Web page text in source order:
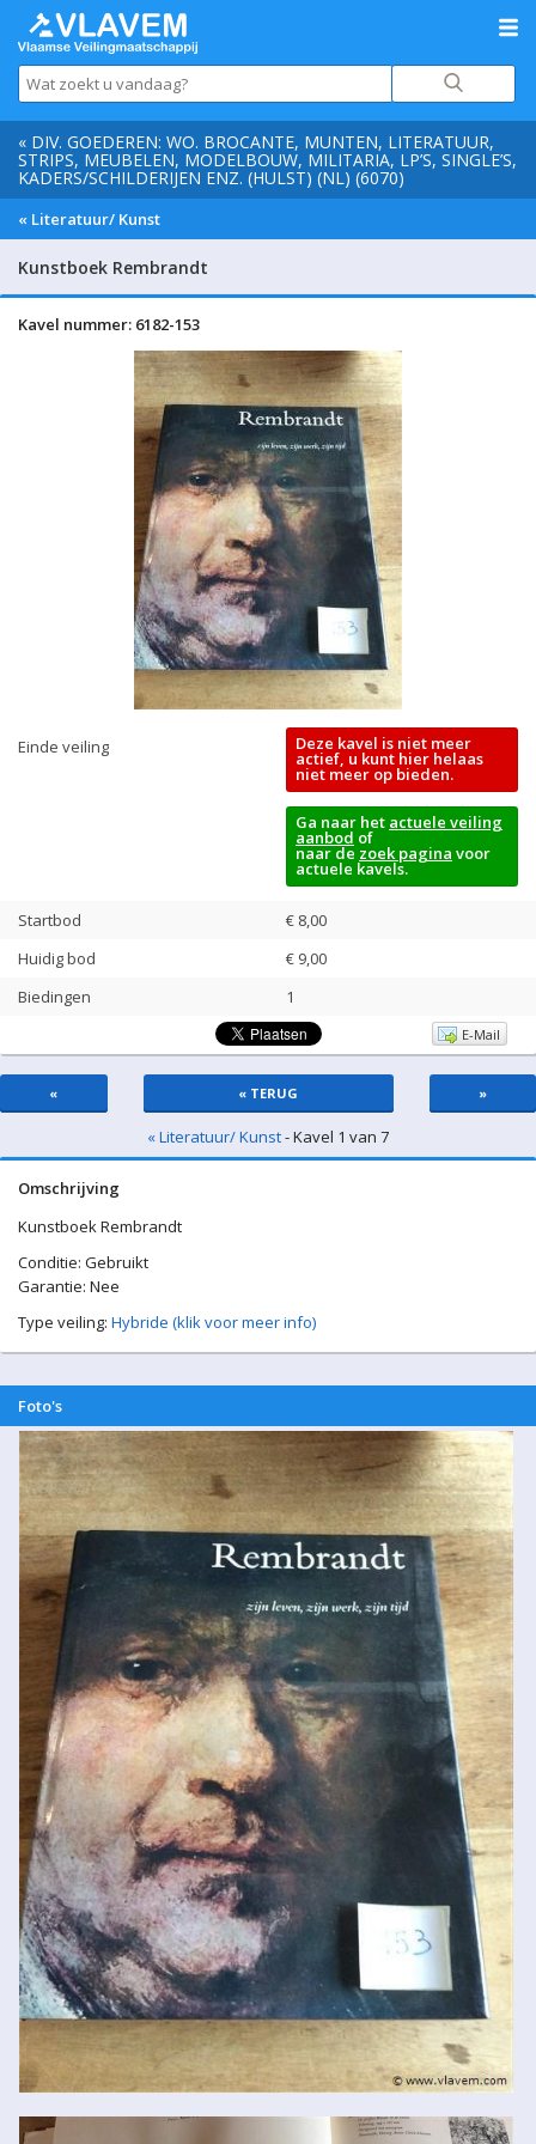
« DIV. GOEDEREN: WO. BROCANTE, MUNTEN, LITERATUUR,
STRIPS, MEUBELEN, MODELBOUW, MILITARIA, LP’S, SINGLE’S,
KADERS/SCHILDERIJEN ENZ. (HULST) (NL) (6070)
« Literatuur/ Kunst
Kunstboek Rembrandt
Kavel nummer: 6182-153
Einde veiling Deze kavel is niet meer
actief, u kunt hier helaas
niet meer op bieden.
Ga naar het actuele veiling
aanbod of
naar de zoek pagina voor
actuele kavels.
Startbod
€ 8,00
Huidig bod
€ 9,00
Biedingen
1
E-Mail
« « TERUG »
« Literatuur/ Kunst- Kavel 1 van 7
Omschrijving
Kunstboek Rembrandt
Conditie: Gebruikt
Garantie: Nee
Type veiling: Hybride (klik voor meer info)
Foto's